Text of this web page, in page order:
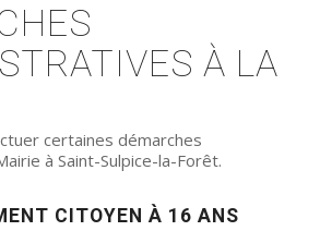
À LA
certaines démarches
à Saint-Sulpice-la-Forêt.
CITOYEN À 16 ANS